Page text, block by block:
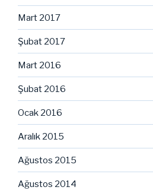
Mart 2017
Şubat 2017
Mart 2016
Şubat 2016
Ocak 2016
Aralık 2015
Ağustos 2015
Ağustos 2014